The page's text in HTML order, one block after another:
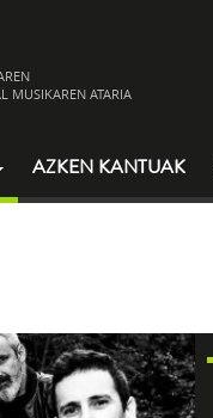
MUSIKAREN ATARIA
AZKEN KANTUAK